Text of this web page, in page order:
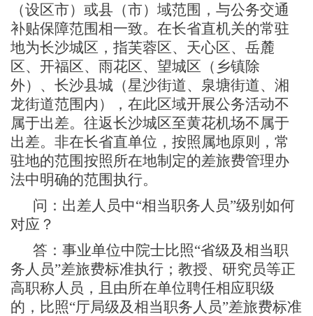
（设区市）或县（市）域范围，与公务交通
补贴保障范围相一致。在长省直机关的常驻
地为长沙城区，指芙蓉区、天心区、岳麓
区、开福区、雨花区、望城区（乡镇除
外）、长沙县城（星沙街道、泉塘街道、湘
龙街道范围内），在此区域开展公务活动不
属于出差。往返长沙城区至黄花机场不属于
出差。非在长省直单位，按照属地原则，常
驻地的范围按照所在地制定的差旅费管理办
法中明确的范围执行。
问 ： 出差人员中“相当职务人员”级别如何
对应？
答 ： 事业单位中院士比照“省级及相当职
务人员”差旅费标准执行；教授、研究员等正
高职称人员，且由所在单位聘任相应职级
的，比照“厅局级及相当职务人员”差旅费标准